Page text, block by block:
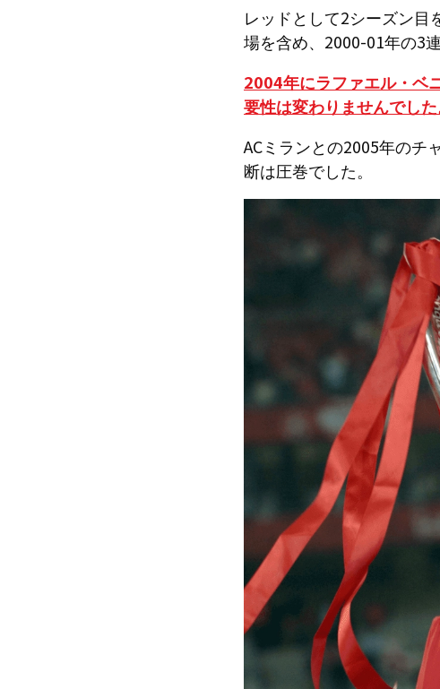
レッドとして2シーズン目
場を含め、2000-01年の3
2004年にラファエル・ベ
要性は変わりませんでした
ACミランとの2005年のチ
断は圧巻でした。